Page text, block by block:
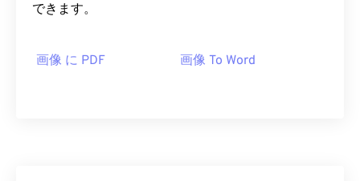
できます。
画像 に PDF 画像 To Word